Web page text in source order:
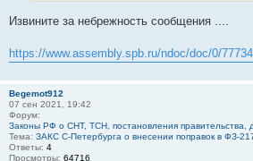
Извините за небрежность сообщения ....
https://www.assembly.spb.ru/ndoc/doc/0/
Begemot912
07 сен 2021, 19:42
Форум:
Законы РФ о СНТ, ТСН, постановления правительства,
Тема: ЗАКС С-Петербурга о внесении поправок в ФЗ-
Ответы: 4
Просмотры: 64716